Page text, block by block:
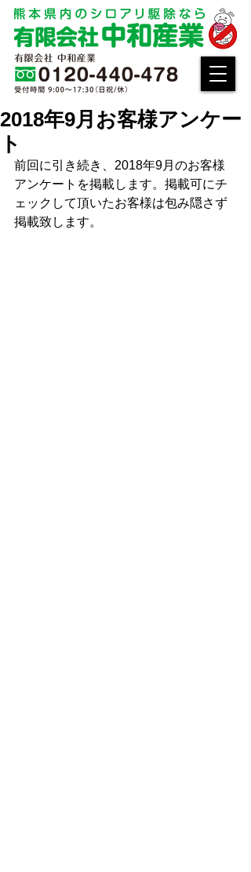
2018年9月お客様アンケー
ト
前回に引き続き、2018年9月のお客様
アンケートを掲載します。掲載可にチ
ェックして頂いたお客様は包み隠さず
掲載致します。